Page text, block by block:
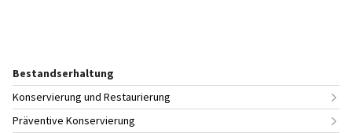
Bestandserhaltung
Konservierung und Restaurierung
Präventive Konservierung